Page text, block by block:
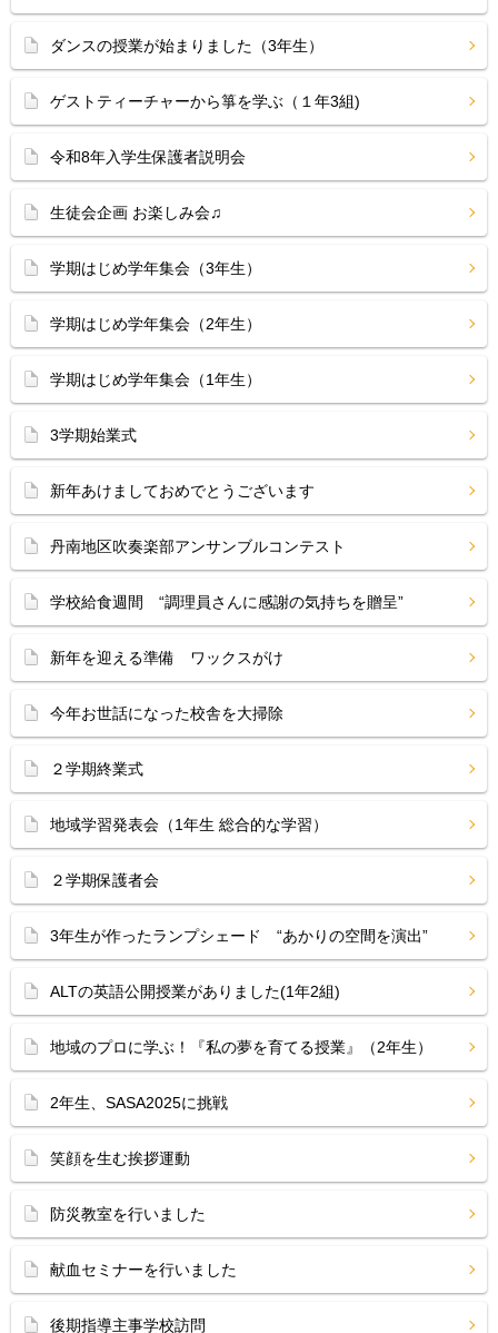
ダンスの授業が始まりました（3年生）
ゲストティーチャーから箏を学ぶ（１年3組)
令和8年入学生保護者説明会
生徒会企画 お楽しみ会♫
学期はじめ学年集会（3年生）
学期はじめ学年集会（2年生）
学期はじめ学年集会（1年生）
3学期始業式
新年あけましておめでとうございます
丹南地区吹奏楽部アンサンブルコンテスト
学校給食週間 “調理員さんに感謝の気持ちを贈呈”
新年を迎える準備 ワックスがけ
今年お世話になった校舎を大掃除
２学期終業式
地域学習発表会（1年生 総合的な学習）
２学期保護者会
3年生が作ったランプシェード “あかりの空間を演出”
ALTの英語公開授業がありました(1年2組)
地域のプロに学ぶ！『私の夢を育てる授業』（2年生）
2年生、SASA2025に挑戦
笑顔を生む挨拶運動
防災教室を行いました
献血セミナーを行いました
後期指導主事学校訪問